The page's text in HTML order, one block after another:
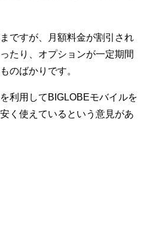
ですが、月額料金が割引され
たり、オプションが一定期間
のばかりです。
利用してBIGLOBEモバイルを
く使えているという意見があ